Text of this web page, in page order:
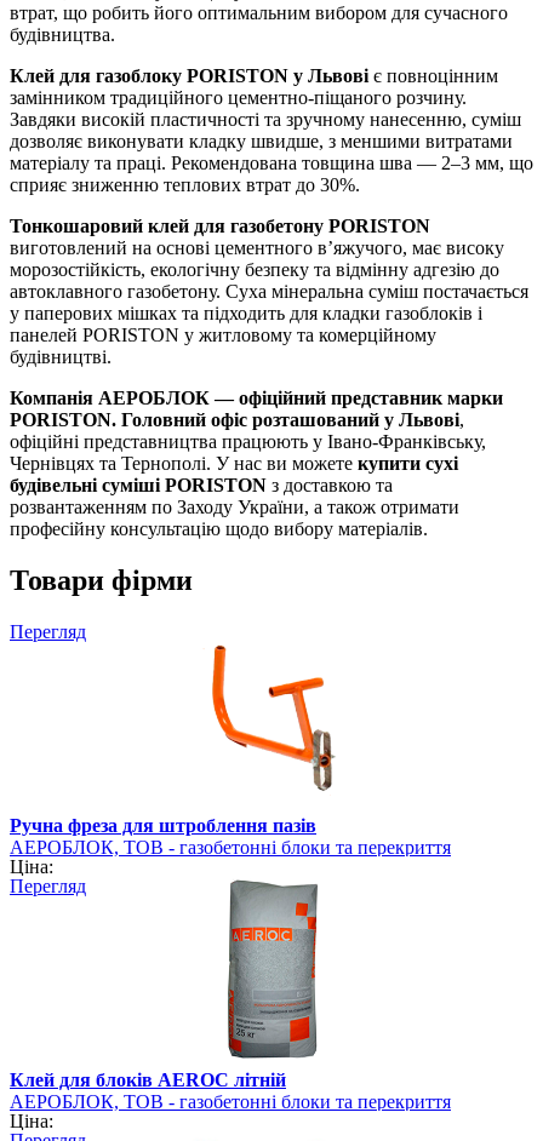
втрат, що робить його оптимальним вибором для сучасного
будівництва.
Клей для газоблоку PORISTON у Львові є повноцінним
замінником традиційного цементно-піщаного розчину.
Завдяки високій пластичності та зручному нанесенню, суміш
дозволяє виконувати кладку швидше, з меншими витратами
матеріалу та праці. Рекомендована товщина шва — 2–3 мм, що
сприяє зниженню теплових втрат до 30%.
Тонкошаровий клей для газобетону PORISTON
виготовлений на основі цементного в’яжучого, має високу
морозостійкість, екологічну безпеку та відмінну адгезію до
автоклавного газобетону. Суха мінеральна суміш постачається
у паперових мішках та підходить для кладки газоблоків і
панелей PORISTON у житловому та комерційному
будівництві.
Компанія АЕРОБЛОК — офіційний представник марки
PORISTON. Головний офіс розташований у Львові,
офіційні представництва працюють у Івано-Франківську,
Чернівцях та Тернополі. У нас ви можете купити сухі
будівельні суміші PORISTON з доставкою та
розвантаженням по Заходу України, а також отримати
професійну консультацію щодо вибору матеріалів.
Товари фірми
Перегляд
Ручна фреза для штроблення пазів
АЕРОБЛОК, ТОВ - газобетонні блоки та перекриття
PORISTON
Ціна:
Перегляд
Клей для блоків AEROC літній
АЕРОБЛОК, ТОВ - газобетонні блоки та перекриття
PORISTON
Ціна: